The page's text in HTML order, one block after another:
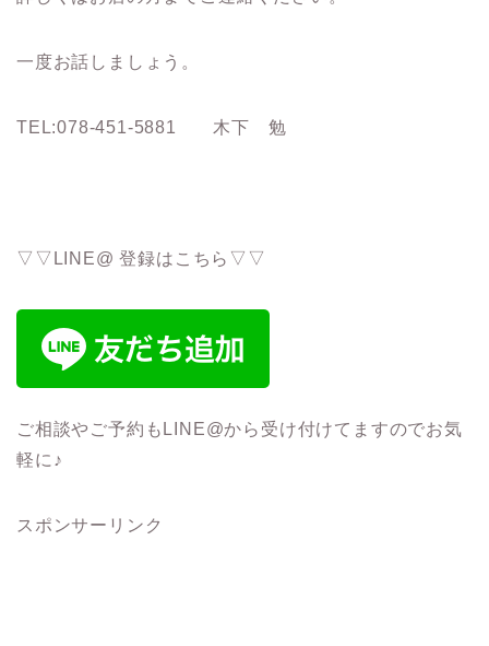
一度お話しましょう。
TEL:078-451-5881 木下 勉
▽▽LINE@ 登録はこちら▽▽
ご相談やご予約もLINE@から受け付けてますのでお気
軽に♪
スポンサーリンク